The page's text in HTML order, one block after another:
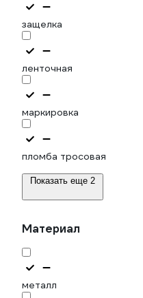
защелка
ленточная
маркировка
пломба тросовая
Показать еще 2
Материал
металл